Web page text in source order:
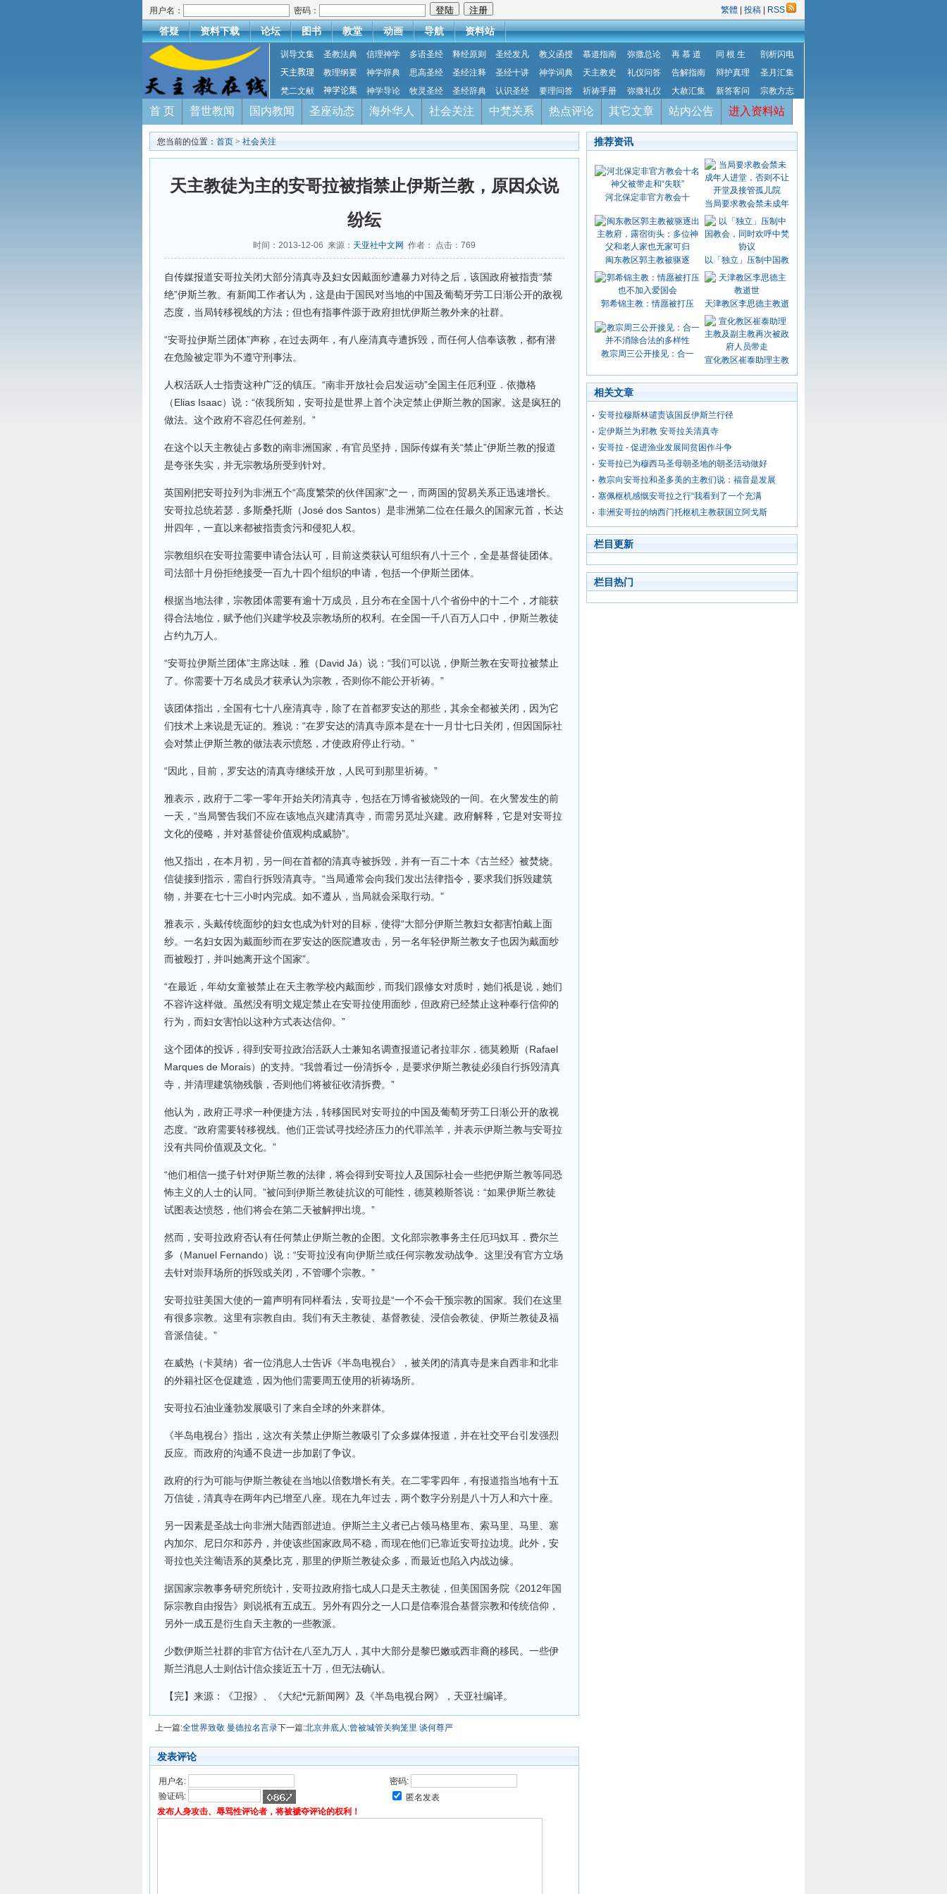
用户名： 密码： 繁體 投稿 RSS
答疑 资料下载 论坛 图书 教堂 动画 导航 资料站
训导文集 圣教法典 信理神学 多语圣经 释经原则 圣经发凡 教义函授 慕道指南 弥撒总论 再 慕 道 同 根 生
剖析闪电
天主教理
教理纲要 神学辞典 思高圣经 圣经注释 圣经十讲 神学词典 天主教史 礼仪问答 告解指南 辩护真理
圣月汇集
梵二文献
神学论集 神学导论 牧灵圣经 圣经辞典 认识圣经 要理问答 祈祷手册 弥撒礼仪 大赦汇集 新答客问 宗教方志
首 页 普世教闻 国内教闻 圣座动态 海外华人 社会关注 中梵关系 热点评论 其它文章 站内公告 进入资料站
您当前的位置： 首页 > 社会关注
天主教徒为主的安哥拉被指禁止伊斯兰教，原因众说
纷纭
时间：2013-12-06 来源： 天亚社中文网 作者： 点击： 769
自传媒报道安哥拉关闭大部分清真寺及妇女因戴面纱遭暴力对待之后，该国政府被指责“禁
绝”伊斯兰教。有新闻工作者认为，这是由于国民对当地的中国及葡萄牙劳工日渐公开的敌视
态度，当局转移视线的方法；但也有指事件源于政府担忧伊斯兰教外来的社群。
“安哥拉伊斯兰团体”声称，在过去两年，有八座清真寺遭拆毁，而任何人信奉该教，都有潜
在危险被定罪为不遵守刑事法。
人权活跃人士指责这种广泛的镇压。“南非开放社会启发运动”全国主任厄利亚．依撒格
（Elias Isaac）说：“依我所知，安哥拉是世界上首个决定禁止伊斯兰教的国家。这是疯狂的
做法。这个政府不容忍任何差别。”
在这个以天主教徒占多数的南非洲国家，有官员坚持，国际传媒有关“禁止”伊斯兰教的报道
是夸张失实，并无宗教场所受到针对。
英国刚把安哥拉列为非洲五个“高度繁荣的伙伴国家”之一，而两国的贸易关系正迅速增长。
安哥拉总统若瑟．多斯桑托斯（José dos Santos）是非洲第二位在任最久的国家元首，长达
卅四年，一直以来都被指责贪污和侵犯人权。
宗教组织在安哥拉需要申请合法认可，目前这类获认可组织有八十三个，全是基督徒团体。
司法部十月份拒绝接受一百九十四个组织的申请，包括一个伊斯兰团体。
根据当地法律，宗教团体需要有逾十万成员，且分布在全国十八个省份中的十二个，才能获
得合法地位，赋予他们兴建学校及宗教场所的权利。在全国一千八百万人口中，伊斯兰教徒
占约九万人。
“安哥拉伊斯兰团体”主席达味．雅（David Já）说：“我们可以说，伊斯兰教在安哥拉被禁止
了。你需要十万名成员才获承认为宗教，否则你不能公开祈祷。”
该团体指出，全国有七十八座清真寺，除了在首都罗安达的那些，其余全都被关闭，因为它
们技术上来说是无证的。雅说：“在罗安达的清真寺原本是在十一月廿七日关闭，但因国际社
会对禁止伊斯兰教的做法表示愤怒，才使政府停止行动。”
“因此，目前，罗安达的清真寺继续开放，人民可到那里祈祷。”
雅表示，政府于二零一零年开始关闭清真寺，包括在万博省被烧毁的一间。在火警发生的前
一天，“当局警告我们不应在该地点兴建清真寺，而需另觅址兴建。政府解释，它是对安哥拉
文化的侵略，并对基督徒价值观构成威胁”。
他又指出，在本月初，另一间在首都的清真寺被拆毁，并有一百二十本《古兰经》被焚烧。
信徒接到指示，需自行拆毁清真寺。“当局通常会向我们发出法律指令，要求我们拆毁建筑
物，并要在七十三小时内完成。如不遵从，当局就会采取行动。”
雅表示，头戴传统面纱的妇女也成为针对的目标，使得“大部分伊斯兰教妇女都害怕戴上面
纱。一名妇女因为戴面纱而在罗安达的医院遭攻击，另一名年轻伊斯兰教女子也因为戴面纱
而被殴打，并叫她离开这个国家”。
“在最近，年幼女童被禁止在天主教学校内戴面纱，而我们跟修女对质时，她们祇是说，她们
不容许这样做。虽然没有明文规定禁止在安哥拉使用面纱，但政府已经禁止这种奉行信仰的
行为，而妇女害怕以这种方式表达信仰。”
这个团体的投诉，得到安哥拉政治活跃人士兼知名调查报道记者拉菲尔．德莫赖斯（Rafael
Marques de Morais）的支持。“我曾看过一份清拆令，是要求伊斯兰教徒必须自行拆毁清真
寺，并清理建筑物残骸，否则他们将被征收清拆费。”
他认为，政府正寻求一种便捷方法，转移国民对安哥拉的中国及葡萄牙劳工日渐公开的敌视
态度。“政府需要转移视线。他们正尝试寻找经济压力的代罪羔羊，并表示伊斯兰教与安哥拉
没有共同价值观及文化。”
“他们相信一揽子针对伊斯兰教的法律，将会得到安哥拉人及国际社会一些把伊斯兰教等同恐
怖主义的人士的认同。”被问到伊斯兰教徒抗议的可能性，德莫赖斯答说：“如果伊斯兰教徒
试图表达愤怒，他们将会在第二天被解押出境。”
然而，安哥拉政府否认有任何禁止伊斯兰教的企图。文化部宗教事务主任厄玛奴耳．费尔兰
多（Manuel Fernando）说：“安哥拉没有向伊斯兰或任何宗教发动战争。这里没有官方立场
去针对崇拜场所的拆毁或关闭，不管哪个宗教。”
安哥拉驻美国大使的一篇声明有同样看法，安哥拉是“一个不会干预宗教的国家。我们在这里
有很多宗教。这里有宗教自由。我们有天主教徒、基督教徒、浸信会教徒、伊斯兰教徒及福
音派信徒。”
在威热（卡莫纳）省一位消息人士告诉《半岛电视台》，被关闭的清真寺是来自西非和北非
的外籍社区仓促建造，因为他们需要周五使用的祈祷场所。
安哥拉石油业蓬勃发展吸引了来自全球的外来群体。
《半岛电视台》指出，这次有关禁止伊斯兰教吸引了众多媒体报道，并在社交平台引发强烈
反应。而政府的沟通不良进一步加剧了争议。
政府的行为可能与伊斯兰教徒在当地以倍数增长有关。在二零零四年，有报道指当地有十五
万信徒，清真寺在两年内已增至八座。现在九年过去，两个数字分别是八十万人和六十座。
另一因素是圣战士向非洲大陆西部进迫。伊斯兰主义者已占领马格里布、索马里、马里、塞
内加尔、尼日尔和苏丹，并使该些国家政局不稳，而现在他们已靠近安哥拉边境。此外，安
哥拉也关注葡语系的莫桑比克，那里的伊斯兰教徒众多，而最近也陷入内战边缘。
据国家宗教事务研究所统计，安哥拉政府指七成人口是天主教徒，但美国国务院《2012年国
际宗教自由报告》则说祇有五成五。另外有四分之一人口是信奉混合基督宗教和传统信仰，
另外一成五是衍生自天主教的一些教派。
少数伊斯兰社群的非官方估计在八至九万人，其中大部分是黎巴嫩或西非裔的移民。一些伊
斯兰消息人士则估计信众接近五十万，但无法确认。
【完】来源：《卫报》、《大纪*元新闻网》及《半岛电视台网》，天亚社编译。
上一篇:全世界致敬 曼德拉名言录下一篇:北京井底人:曾被城管关狗笼里 谈何尊严
发表评论
用户名:
密码:
验证码:
匿名发表
发布人身攻击、辱骂性评论者，将被褫夺评论的权利！
推荐资讯
河北保定非官方教会十
当局要求教会禁未成年
闽东教区郭主教被驱逐 以「独立」压制中国教
郭希锦主教：情愿被打压 天津教区李思德主教逝
教宗周三公开接见：合一
宣化教区崔泰助理主教
相关文章
安哥拉穆斯林谴责该国反伊斯兰行径
定伊斯兰为邪教 安哥拉关清真寺
安哥拉 - 促进渔业发展同贫困作斗争
安哥拉已为穆西马圣母朝圣地的朝圣活动做好
教宗向安哥拉和圣多美的主教们说：福音是发展
塞佩枢机感慨安哥拉之行“我看到了一个充满
非洲安哥拉的纳西门托枢机主教获国立阿戈斯
栏目更新
栏目热门